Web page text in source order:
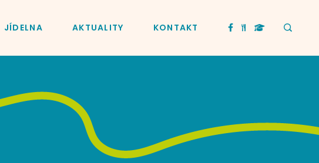
JÍDELNA AKTUALITY KONTAKT